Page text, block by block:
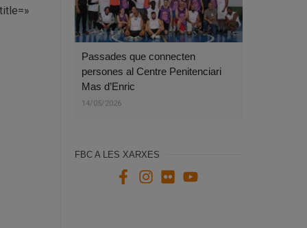
Passades que connecten
persones al Centre Penitenciari
Mas d’Enric
14/05/2026
FBC A LES XARXES